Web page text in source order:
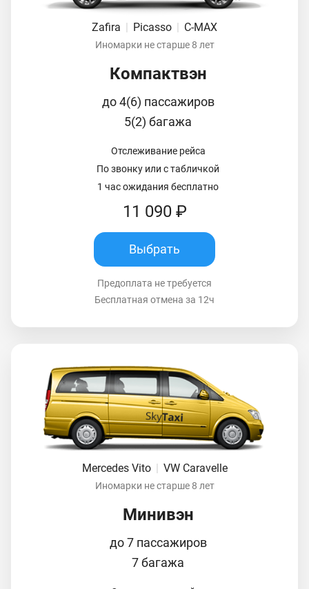
Zafira | Picasso | C-MAX
Иномарки не старше 8 лет
Компактвэн
до 4(6) пассажиров
5(2) багажа
Отслеживание рейса
По звонку или с табличкой
1 час ожидания бесплатно
11 090 ₽
Выбрать
Предоплата не требуется
Бесплатная отмена за 12ч
Mercedes Vito VW Caravelle
Иномарки не старше 8 лет
Минивэн
до 7 пассажиров
7 багажа